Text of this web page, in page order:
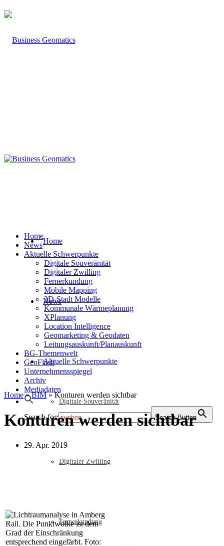
Home
News
Aktuelle Schwerpunkte
Digitale Souveränität
Digitaler Zwilling
Fernerkundung
Home
News
Aktuelle Schwerpunkte
Digitale Souveränität
Digitaler Zwilling
Fernerkundung
Mobile Mapping
3D-Stadt Modelle
Kommunale Wärmeplanung
XPlanung
Location Intelligence
Geomarketing & Geodaten
Leitungsauskunft/Planauskunft
BG-Themenwelt
GeoFlash
Unternehmensspiegel
Archiv
Mediadaten
Search for: Search Button
Home»BIM»Konturen werden sichtbar
Konturen werden sichtbar
29. Apr. 2019